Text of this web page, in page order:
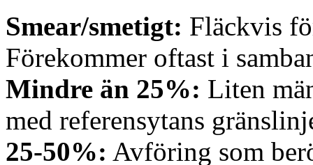
Smear/smetigt: Fläckvis
Förekommer oftast i
Mindre än 25%: Liten
med referensytans
25-50%: Avföring som